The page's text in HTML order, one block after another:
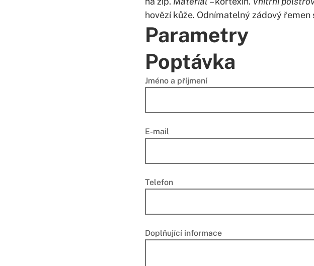
hovězí kůže. Odnímatelný zádový
Parametry
Poptávka
Jméno a příjmení
E-mail
Telefon
Doplňující informace